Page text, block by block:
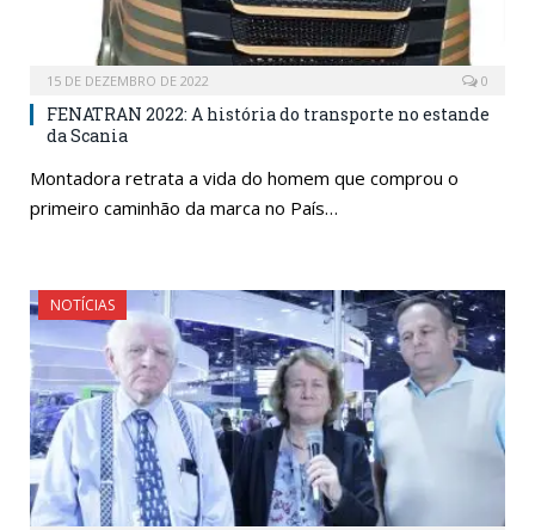
15 DE DEZEMBRO DE 2022 0
FENATRAN 2022: A história do transporte no estande
da Scania
Montadora retrata a vida do homem que comprou o
primeiro caminhão da marca no País…
NOTÍCIAS